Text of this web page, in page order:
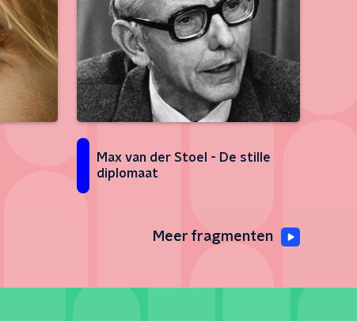
Max van der Stoel - De stille
diplomaat
Meer fragmenten